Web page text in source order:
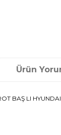
Ürün
BAŞ LI HYUNDAI